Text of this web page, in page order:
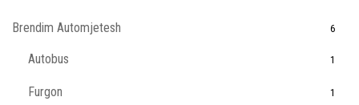
Brendim Automjetesh 6
Autobus 1
Furgon 1